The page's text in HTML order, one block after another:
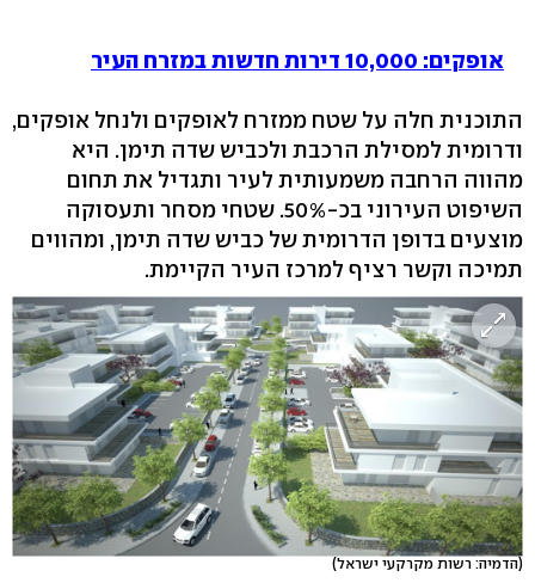
אופקים: 10,000 דירות חדשות במזרח העיר
התוכנית חלה על שטח ממזרח לאופקים ולנחל אופקים,
ודרומית למסילת הרכבת ולכביש שדה תימן. היא
מהווה הרחבה משמעותית לעיר ותגדיל את תחום
השיפוט העירוני בכ-50%. שטחי מסחר ותעסוקה
מוצעים בדופן הדרומית של כביש שדה תימן, ומהווים
תמיכה וקשר רציף למרכז העיר הקיימת.
(הדמיה: רשות מקרקעי ישראל)